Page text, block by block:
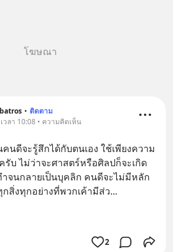
โฆษณา
• ติดตาม
วลา 10:08 • ความคิดเห็น
นดีจะรู้สึกได้กับตนเอง ใช้เพียงความ
บ ไม่ว่าจะศาสตร์หรือศิลปก็จะเกิด
จนกลายเป็นบุคลิก คนดีจะไม่มีหลัก
กสิ่งทุกอย่างที่พวกเค้ามีส่ว...
2